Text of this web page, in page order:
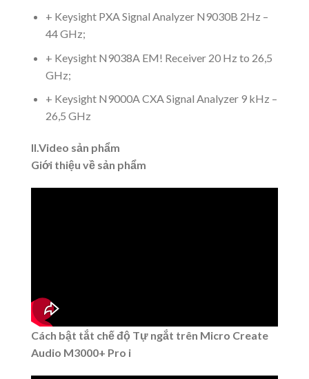
+ Keysight PXA Signal Analyzer N9030B 2Hz –
44 GHz;
+ Keysight N9038A EM! Receiver 20 Hz to 26,5
GHz;
+ Keysight N9000A CXA Signal Analyzer 9 kHz –
26,5 GHz
II.Video sản phẩm
Giới thiệu về sản phẩm
Cách bật tắt chế độ Tự ngắt trên Micro Create
Audio M3000+ Pro i